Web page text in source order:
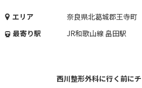
エリア
奈良県北葛城郡王寺町
最寄り駅
JR和歌山線 畠田駅
西川整形外科に行く前にチ